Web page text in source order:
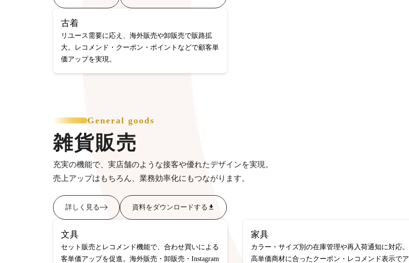
古着
リユース需要に応え、海外販売や卸販売で販路拡
大。レコメンド・クーポン・ポイントなどで顧客単
価アップを実現。
General goods
雑貨販売
充実の機能で、実店舗のような接客や優れたデザインを実現。
売上アップはもちろん、業務効率化にもつながります。
詳しく見る 資料をダウンロードする
文具
セット販売とレコメンド機能で、合わせ買いによる
客単価アップを促進。海外販売・卸販売・Instagram
家具
カラー・サイズ別の在庫管理や再入荷通知に対応。
高単価商材に合ったクーポン・レコメンド表示でア